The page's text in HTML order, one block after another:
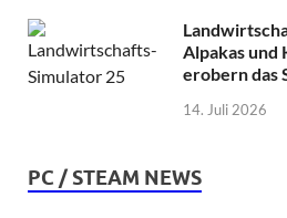
Alpakas und
erobern das
14. Juli 2026
PC / STEAM NEWS